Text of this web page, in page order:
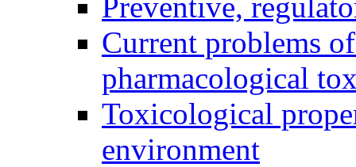
Current problems
pharmacological
Toxicological
environment